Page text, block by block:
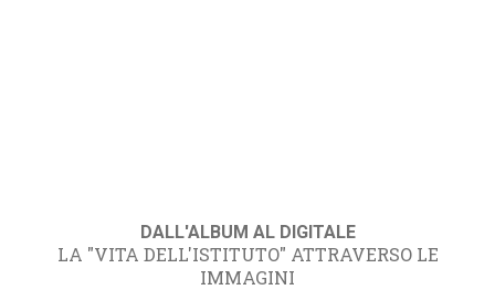
DALL'ALBUM AL DIGITALE
LA "VITA DELL'ISTITUTO" ATTRAVERSO LE
IMMAGINI